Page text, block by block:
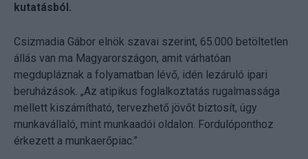
kutatásból.
Csizmadia Gábor elnök szavai szerint, 65.000 betöltetlen
állás van ma Magyarországon, amit várhatóan
megdupláznak a folyamatban lévő, idén lezáruló ipari
beruházások. „Az atipikus foglalkoztatás rugalmassága
mellett kiszámítható, tervezhető jövőt biztosít, úgy
munkavállaló, mint munkaadói oldalon. Fordulóponthoz
érkezett a munkaerőpiac.”